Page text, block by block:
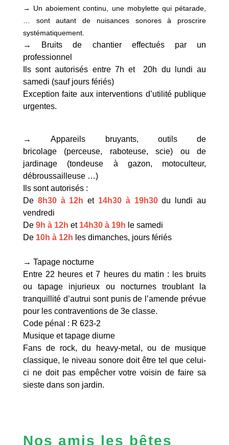
→ Un aboiement continu, une mobylette qui pétarade,
… sont autant de nuisances sonores à proscrire
systématiquement.
→ Bruits de chantier effectués par un
professionnel
Ils sont autorisés entre 7h et 20h du lundi au
samedi (sauf jours fériés)
Exception faite aux interventions d’utilité publique
urgentes.
→ Appareils bruyants, outils de
bricolage (perceuse, raboteuse, scie) ou de
jardinage (tondeuse à gazon, motoculteur,
débroussailleuse …)
Ils sont autorisés :
De 8h30 à 12het14h30 à 19h30du lundi au
vendredi
De 9h à 12h et 14h30 à 19h le samedi
De 10h à 12h les dimanches, jours fériés
→ Tapage nocturne
Entre 22 heures et 7 heures du matin : les bruits
ou tapage injurieux ou nocturnes troublant la
tranquillité d’autrui sont punis de l’amende prévue
pour les contraventions de 3e classe.
Code pénal : R 623-2
Musique et tapage diurne
Fans de rock, du heavy-metal, ou de musique
classique, le niveau sonore doit être tel que celui-
ci ne doit pas empêcher votre voisin de faire sa
sieste dans son jardin.
Nos amis les bêtes